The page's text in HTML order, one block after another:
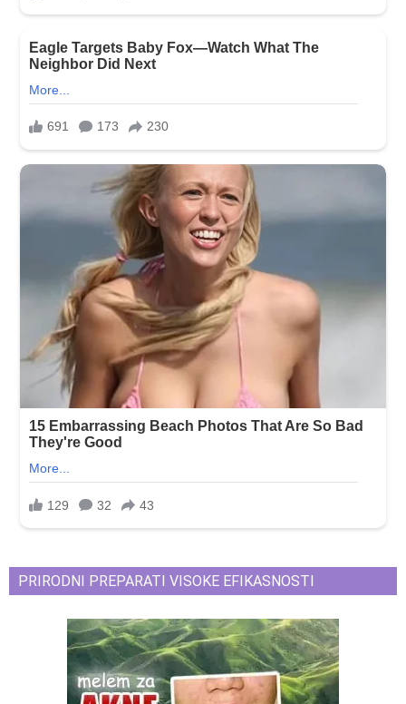
PRIRODNI PREPARATI VISOKE EFIKASNOSTI